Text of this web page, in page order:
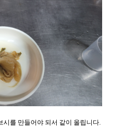
를 만들어야 되서 같이 올립니다.